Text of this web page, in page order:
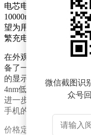
电芯电池，额定容量达
10000mAh。如此大容
望为用户带来出色的续
繁充电的困扰。
在外观与硬件配置方面
备了一块1.5K LTPS大
的显示效果，又能带来
4nm低功耗处理器，在
进一步延长续航时间。
手机的耐用性，减少了
价格定位上，这款新机
微信截图识
众号